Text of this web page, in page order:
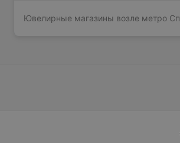
Ювелирные магазины возле метро